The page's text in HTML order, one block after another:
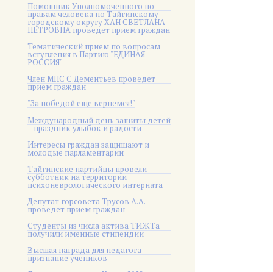
Помощник Уполномоченного по
правам человека по Тайгинскому
городскому округу ХАН СВЕТЛАНА
ПЕТРОВНА проведет прием граждан
Тематический прием по вопросам
вступления в Партию "ЕДИНАЯ
РОССИЯ"
Член МПС С.Дементьев проведет
прием граждан
"За победой еще вернемся!"
Международный день защиты детей
– праздник улыбок и радости
Интересы граждан защищают и
молодые парламентарии
Тайгинские партийцы провели
субботник на территории
психоневрологического интерната
Депутат горсовета Трусов А.А.
проведет прием граждан
Студенты из числа актива ТИЖТа
получили именные стипендии
Высшая награда для педагога –
признание учеников